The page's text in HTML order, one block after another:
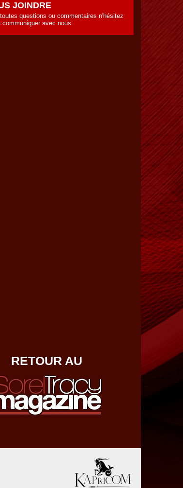
JOINDRE
questions ou commentaires n'hésitez
communiquer avec nous.
RETOUR AU